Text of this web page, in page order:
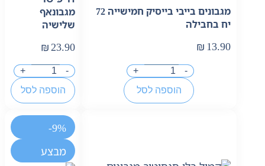
מגבונים בייבי בייסיק חמישייה 72
יח בחבילה
₪ 13.90
-
+
הוספה לסל
מגבונאף
שלישיה
₪ 23.90
-
+
הוספה לסל
-9%
מבצע